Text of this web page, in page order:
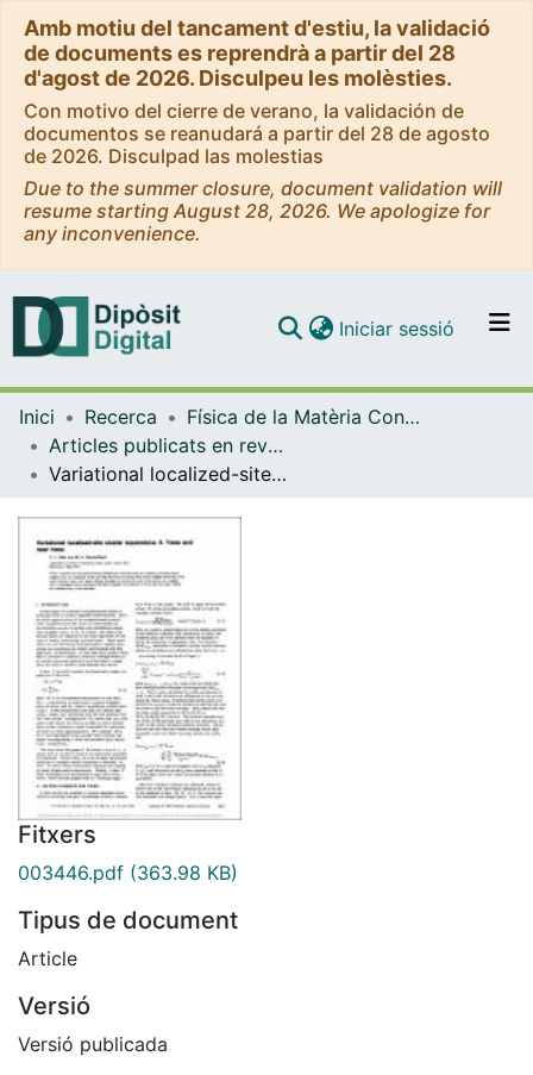
Amb motiu del tancament d'estiu, la validació
de documents es reprendrà a partir del 28
d'agost de 2026. Disculpeu les molèsties.
Con motivo del cierre de verano, la validación de
documentos se reanudará a partir del 28 de agosto
de 2026. Disculpad las molestias
Due to the summer closure, document validation will
resume starting August 28, 2026. We apologize for
any inconvenience.
Navega per tot el DD
Com publicar
Iniciar sessió (current)
Inici Recerca
Física de la Matèria Condensada
Articles publicats en revistes (Física de la Matèria Condensada)
Variational localized-site cluster expansions. II. Trees and near trees
Fitxers
003446.pdf (363.98 KB)
Tipus de document
Article
Versió
Versió publicada